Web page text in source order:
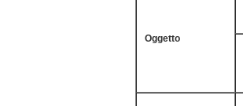
Oggetto